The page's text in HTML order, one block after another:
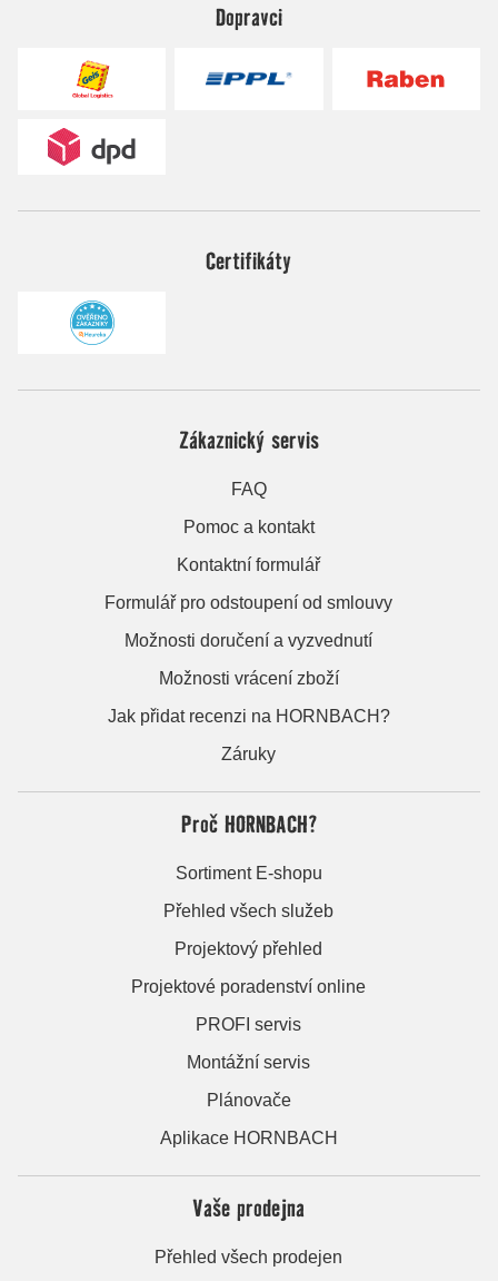
Dopravci
Certifikáty
Zákaznický servis
FAQ
Pomoc a kontakt
Kontaktní formulář
Formulář pro odstoupení od smlouvy
Možnosti doručení a vyzvednutí
Možnosti vrácení zboží
Jak přidat recenzi na HORNBACH?
Záruky
Proč HORNBACH?
Sortiment E-shopu
Přehled všech služeb
Projektový přehled
Projektové poradenství online
PROFI servis
Montážní servis
Plánovače
Aplikace HORNBACH
Vaše prodejna
Přehled všech prodejen